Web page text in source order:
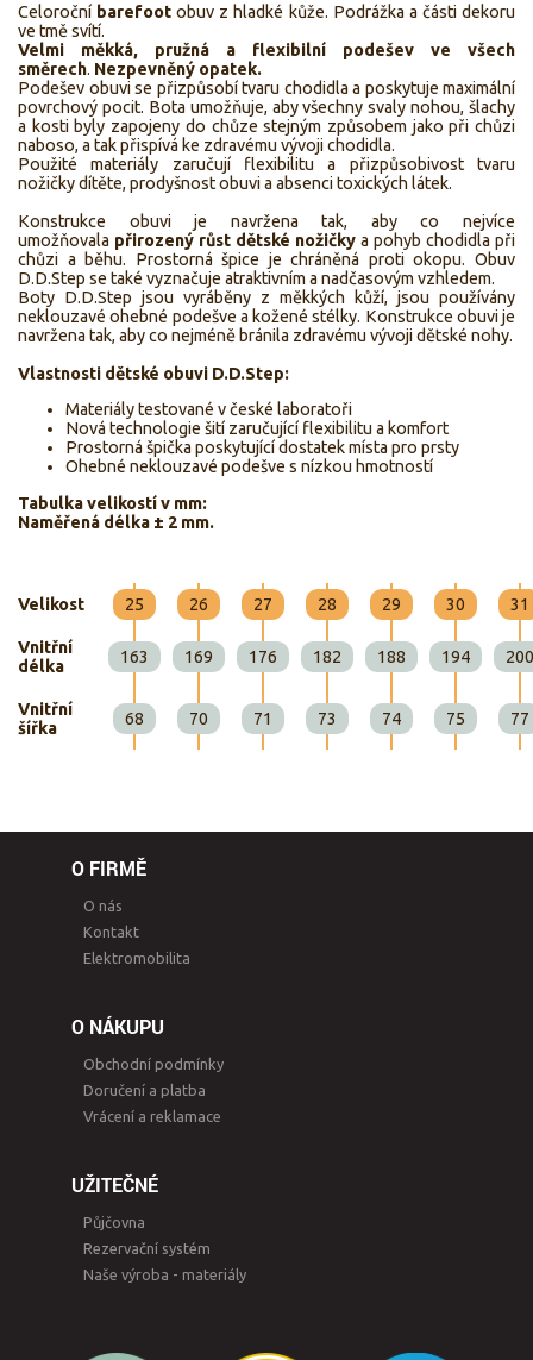
Celoroční barefoot obuv z hladké kůže. Podrážka a části dekoru
ve tmě svítí.
Velmi měkká, pružná a flexibilní podešev ve všech
směrech. Nezpevněný opatek.
Podešev obuvi se přizpůsobí tvaru chodidla a poskytuje maximální
povrchový pocit. Bota umožňuje, aby všechny svaly nohou, šlachy
a kosti byly zapojeny do chůze stejným způsobem jako při chůzi
naboso, a tak přispívá ke zdravému vývoji chodidla.
Použité materiály zaručují flexibilitu a přizpůsobivost tvaru
nožičky dítěte, prodyšnost obuvi a absenci toxických látek.
Konstrukce obuvi je navržena tak, aby co nejvíce
umožňovala přirozený růst dětské nožičky a pohyb chodidla při
chůzi a běhu. Prostorná špice je chráněná proti okopu. Obuv
D.D.Step se také vyznačuje atraktivním a nadčasovým vzhledem.
Boty D.D.Step jsou vyráběny z měkkých kůží, jsou používány
neklouzavé ohebné podešve a kožené stélky. Konstrukce obuvi je
navržena tak, aby co nejméně bránila zdravému vývoji dětské nohy.
Vlastnosti dětské obuvi D.D.Step:
Materiály testované v české laboratoři
Nová technologie šití zaručující flexibilitu a komfort
Prostorná špička poskytující dostatek místa pro prsty
Ohebné neklouzavé podešve s nízkou hmotností
Tabulka velikostí v mm:
Naměřená délka ± 2 mm.
Velikost 25 26 27 28 29 30 31
Vnitřní
délka
163 169 176 182 188 194 200
Vnitřní
šířka
68 70 71 73 74 75 77
O FIRMĚ
O nás
Kontakt
Elektromobilita
O NÁKUPU
Obchodní podmínky
Doručení a platba
Vrácení a reklamace
UŽITEČNÉ
Půjčovna
Rezervační systém
Naše výroba - materiály